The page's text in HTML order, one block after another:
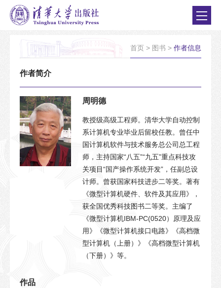
首页 > 图书 > 作者信息
作者简介
周明德
教授级高级工程师。清华大学自动控制
系计算机专业毕业后留校任教。曾任中
国计算机软件与技术服务总公司总工程
师，主持国家“八五”“九五”重点科技攻
关项目“国产操作系统开发”，任副总设
计师。曾获国家科技进步二等奖。著有
《微型计算机硬件、软件及其应用》，
获全国优秀科技图书二等奖。主编了
《微型计算机IBM-PC(0520）原理及应
用》《微型计算机接口电路》《高档微
型计算机（上册）》《高档微型计算机
（下册）》等。
作品